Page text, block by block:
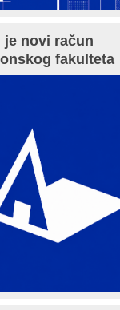
je novi račun
fakulteta